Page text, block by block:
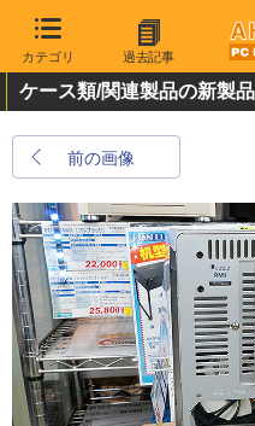
カテゴリ 過去記事
ケース類/関連製品の新製
前の画像